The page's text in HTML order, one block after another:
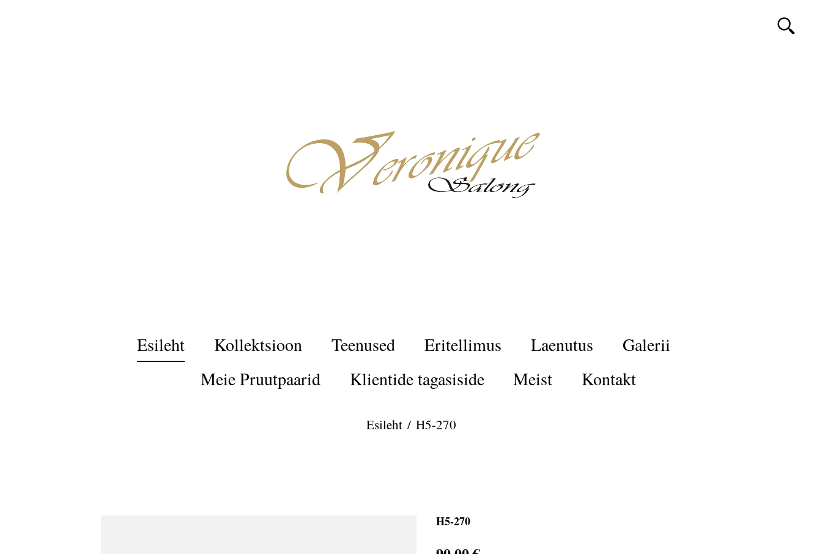
Esileht Kollektsioon Teenused Eritellimus Laenutus
Galerii
Meie Pruutpaarid
Klientide tagasiside Meist Kontakt
Esileht / H5-270
H5-270